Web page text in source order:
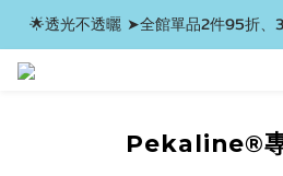
🌟透光不透曬 ➤全館單品2件95折
Pekaline®專